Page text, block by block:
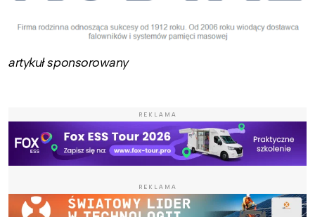
artykuł sponsorowany
REKLAMA
REKLAMA